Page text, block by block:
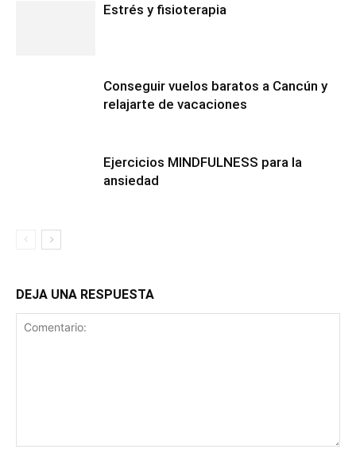
Estrés y fisioterapia
Conseguir vuelos baratos a Cancún y
relajarte de vacaciones
Ejercicios MINDFULNESS para la
ansiedad
DEJA UNA RESPUESTA